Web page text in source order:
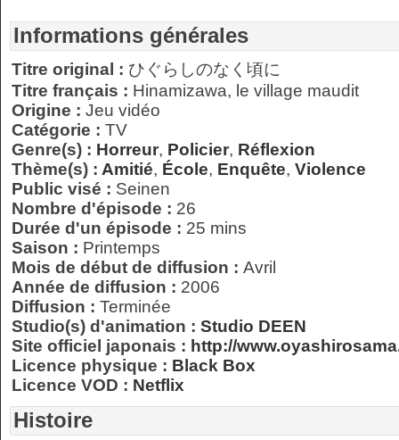
Informations générales
Titre original : ひぐらしのなく頃に
Titre français : Hinamizawa, le village maudit
Origine : Jeu vidéo
Catégorie : TV
Genre(s) : Horreur, Policier, Réflexion
Thème(s) : Amitié, École, Enquête, Violence
Public visé : Seinen
Nombre d'épisode : 26
Durée d'un épisode : 25 mins
Saison : Printemps
Mois de début de diffusion : Avril
Année de diffusion : 2006
Diffusion : Terminée
Studio(s) d'animation : Studio DEEN
Site officiel japonais : http://
Licence physique : Black Box
Licence VOD : Netflix
Histoire